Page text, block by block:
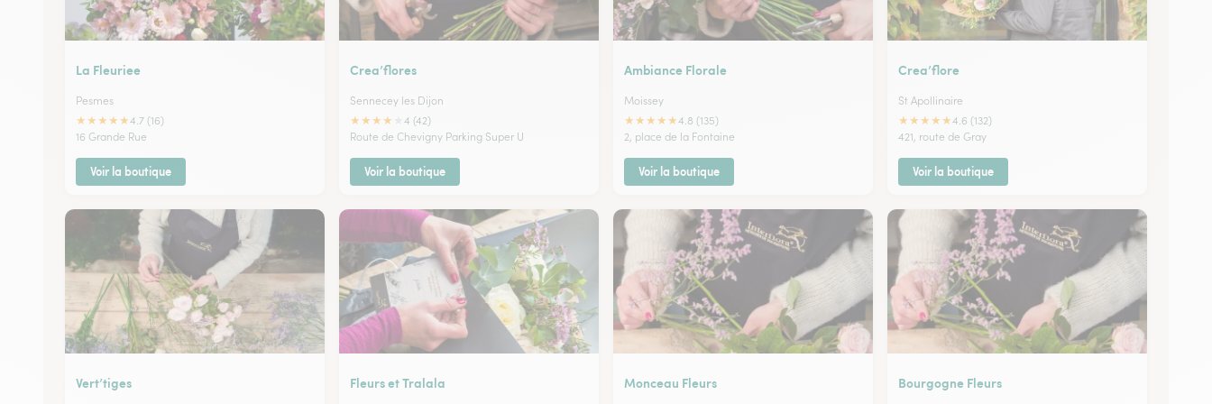
La Fleuriee
Pesmes
★★★★★4.7 (16)
16 Grande Rue
Voir la boutique
Crea’flores
Sennecey les Dijon
★★★★
4 (42)
Route de Chevigny Parking Super U
Voir la boutique
Ambiance Florale
Moissey
★★★★★4.8 (135)
2, place de la Fontaine
Voir la boutique
Crea’flore
St Apollinaire
★★★★★4.6 (132)
421, route de Gray
Voir la boutique
Vert’tiges Fleurs et Tralala Monceau Fleurs Bourgogne Fleurs